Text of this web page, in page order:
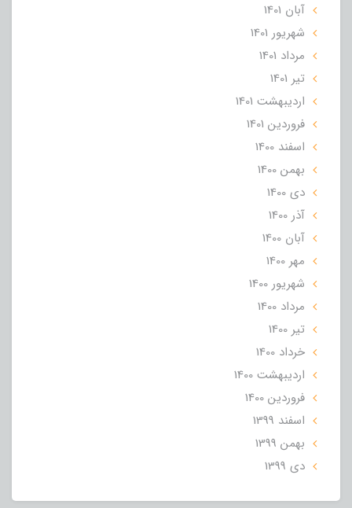
آبان 1401
شهریور 1401
مرداد 1401
تير 1401
ارديبهشت 1401
فروردین 1401
اسفند 1400
بهمن 1400
دی 1400
آذر 1400
آبان 1400
مهر 1400
شهریور 1400
مرداد 1400
تير 1400
خرداد 1400
ارديبهشت 1400
فروردین 1400
اسفند 1399
بهمن 1399
دی 1399